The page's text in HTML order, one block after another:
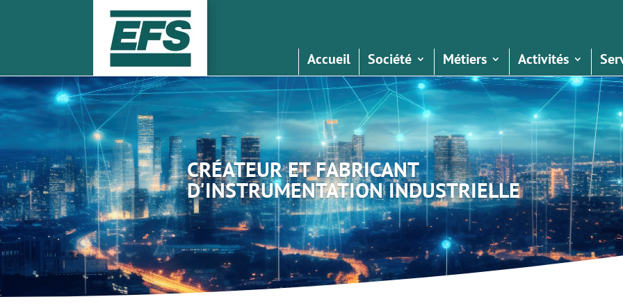
Accueil Société Métiers Activités
CRÉATEUR ET FABRICANT
D'INSTRUMENTATION INDUSTRIELLE